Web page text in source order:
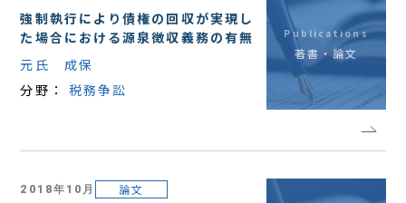
強制執行により債権の回収が実現し
た場合における源泉徴収義務の有無
元氏 成保
分野： 税務争訟
Publications
著書・論文
2018年10月 論文